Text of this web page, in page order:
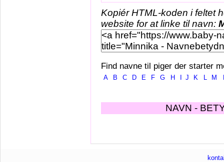
Kopiér HTML-koden i feltet
website for at linke til navn:
Find navne til piger der starter
A B C D E F G H J K L M
NAVN -